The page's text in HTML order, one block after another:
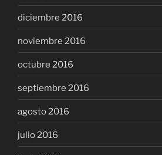
diciembre 2016
noviembre 2016
octubre 2016
septiembre 2016
agosto 2016
julio 2016